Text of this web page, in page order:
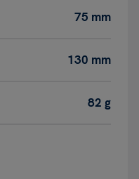
75 mm
130 mm
82 g